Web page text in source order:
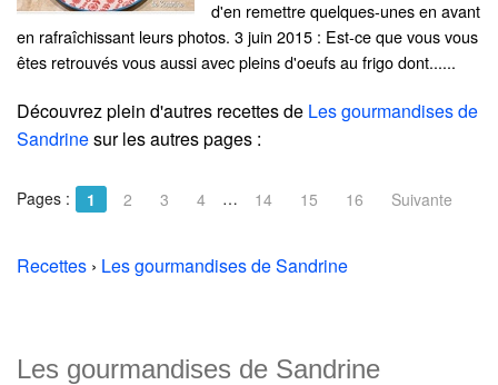
d'en remettre quelques-unes en avant
en rafraîchissant leurs photos. 3 juin 2015 : Est-ce que vous vous
êtes retrouvés vous aussi avec pleins d'oeufs au frigo dont......
Découvrez plein d'autres recettes de Les gourmandises de
Sandrinesur les autres pages :
Pages : 1 2 3 4 … 14 15 16 Suivante
Recettes › Les gourmandises de Sandrine
Les gourmandises de Sandrine